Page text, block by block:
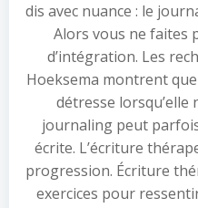
dis avec nuance : le
Alors vous ne faites
d’intégration. Les
Hoeksema montrent
détresse lorsqu’elle
journaling peut
écrite. L’écriture
progression. Écriture
exercices pour